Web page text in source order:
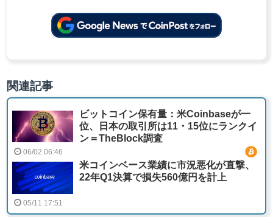
関連記事
ビットコイン保有量：米Coinbaseが一
位、日本の取引所は11・15位にランクイ
ン＝TheBlock調査
06/02 06:46
米コインベース業績に市況悪化が直撃、
22年Q1決算で損失560億円を計上
05/11 17:51